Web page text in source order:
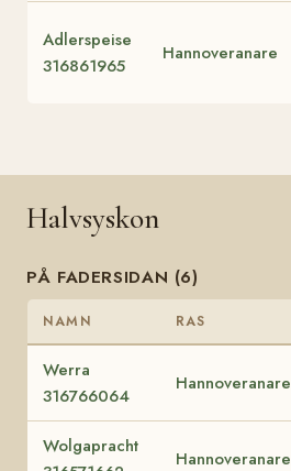
Adlerspeise
316861965
Hannoveranare
Halvsyskon
PÅ FADERSIDAN (6)
NAMN RAS
Werra
316766064
Hannoveranare
Wolgapracht
Hannoveranare